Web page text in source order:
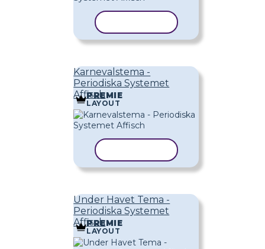
Karnevalstema -
Periodiska Systemet
Affisch
PREMIE
LAYOUT
Under Havet Tema -
Periodiska Systemet
Affisch
PREMIE
LAYOUT